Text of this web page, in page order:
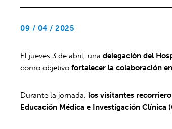
09 / 04 / 2025
El jueves 3 de abril, unadelegación del
como objetivofortalecer la colaboración
Durante la jornada, los visitantes
Educación Médica e Investigación Clínica